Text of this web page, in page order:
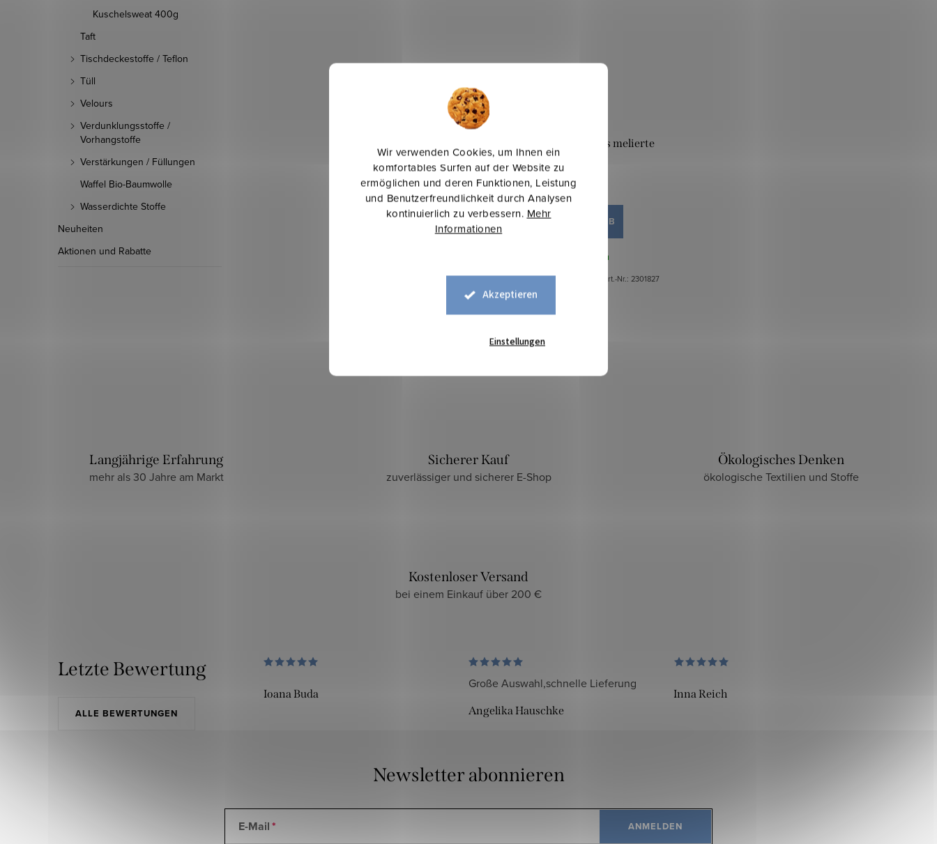
Wir verwenden Cookies, um Ihnen ein
komfortables Surfen auf der Website zu
ermöglichen und deren Funktionen, Leistung
und Benutzerfreundlichkeit durch Analysen
kontinuierlich zu verbessern. Mehr
Informationen
Akzeptieren
Einstellungen
Kuschelsweat 400g
Taft
Tischdeckestoffe / Teflon
Tüll
Velours
Verdunklungsstoffe /
Vorhangstoffe
Verstärkungen / Füllungen
Waffel Bio-Baumwolle
Wasserdichte Stoffe
Neuheiten
Aktionen und Rabatte
Kuschelsweat - Blaue Jeans melierte
11,60 €
IN DEN WARENKORB
0,25 lfm
Art.-Nr.: 2301827
Langjährige Erfahrung
mehr als 30 Jahre am Markt
Sicherer Kauf
zuverlässiger und sicherer E-Shop
Ökologisches Denken
ökologische Textilien und Stoffe
Kostenloser Versand
bei einem Einkauf über 200 €
Letzte Bewertung
ALLE BEWERTUNGEN
Ioana Buda
Große Auswahl,schnelle Lieferung
Angelika Hauschke
Inna Reich
Newsletter abonnieren
E-Mail ANMELDEN